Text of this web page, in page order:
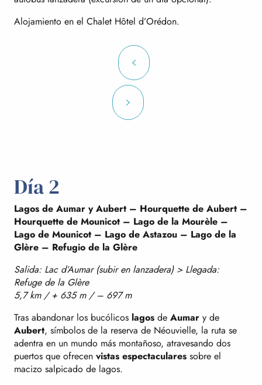
Alojamiento en el Chalet Hôtel d’Orédon.
Día 2
Lagos de Aumar y Aubert – Hourquette de Aubert –
Hourquette de Mounicot – Lago de la Mourèle –
Lago de Mounicot – Lago de Astazou – Lago de la
Glère – Refugio de la Glère
Salida: Lac d’Aumar (subir en lanzadera) > Llegada:
Refuge de la Glère
5,7 km / + 635 m / – 697 m
Tras abandonar los bucólicos lagos de Aumar y de
Aubert, símbolos de la reserva de Néouvielle, la ruta se
adentra en un mundo más montañoso, atravesando dos
puertos que ofrecen vistas espectaculares sobre el
macizo salpicado de lagos.